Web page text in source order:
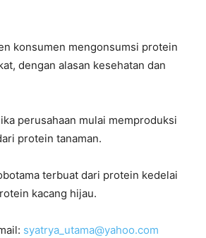
konsumen mengonsumsi protein
dengan alasan kesehatan dan
perusahaan mulai memproduksi
protein tanaman.
terbuat dari protein kedelai
kacang hijau.
syatrya_utama@yahoo.com